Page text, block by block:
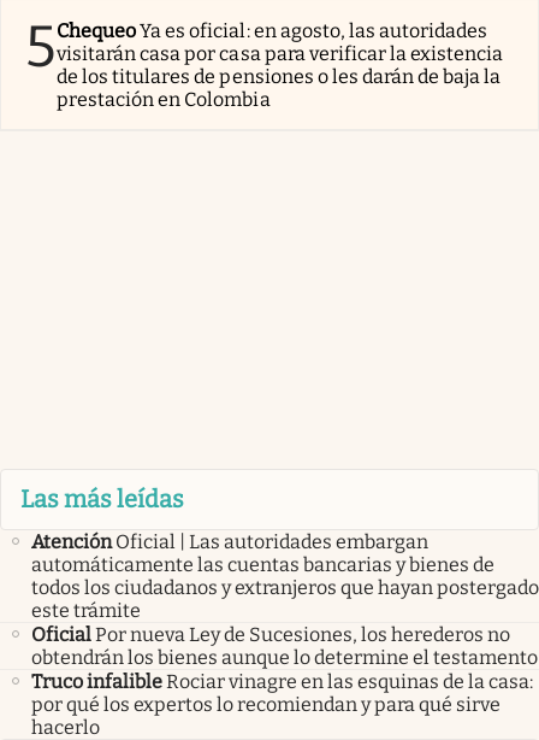
5ChequeoYa es oficial: en agosto, las autoridades
visitarán casa por casa para verificar la existencia
de los titulares de pensiones o les darán de baja la
prestación en Colombia
Las más leídas
Atención Oficial | Las autoridades embargan
automáticamente las cuentas bancarias y bienes de
todos los ciudadanos y extranjeros que hayan postergado
este trámite
OficialPor nueva Ley de Sucesiones, los herederos no
obtendrán los bienes aunque lo determine el testamento
Truco infalibleRociar vinagre en las esquinas de la casa:
por qué los expertos lo recomiendan y para qué sirve
hacerlo